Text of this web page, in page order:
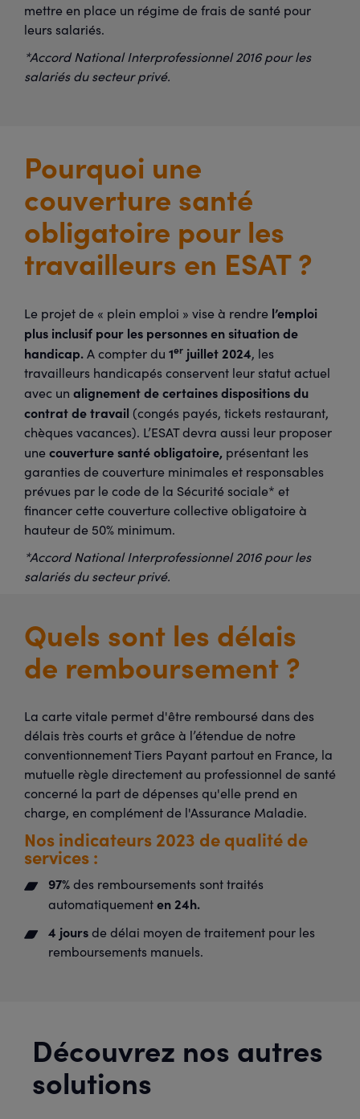
mettre en place un régime de frais de santé pour
leurs salariés.
*Accord National Interprofessionnel 2016 pour les
salariés du secteur privé.
Pourquoi une
couverture santé
obligatoire pour les
travailleurs en ESAT ?
Le projet de « plein emploi » vise à rendre l’emploi
plus inclusif pour les personnes en situation de
handicap.A compter du 1er juillet 2024, les
travailleurs handicapés conservent leur statut actuel
avec un alignement de certaines dispositions du
contrat de travail (congés payés, tickets restaurant,
chèques vacances). L’ESAT devra aussi leur proposer
unecouverture santé obligatoire, présentant les
garanties de couverture minimales et responsables
prévues par le code de la Sécurité sociale* et
financer cette couverture collective obligatoire à
hauteur de 50% minimum.
*Accord National Interprofessionnel 2016 pour les
salariés du secteur privé.
Quels sont les délais
de remboursement ?
La carte vitale permet d'être remboursé dans des
délais très courts et grâce à l’étendue de notre
conventionnement Tiers Payant partout en France, la
mutuelle règle directement au professionnel de santé
concerné la part de dépenses qu'elle prend en
charge, en complément de l'Assurance Maladie.
Nos indicateurs 2023 de qualité de
services :
97% des remboursements sont traités
automatiquementen 24h.
4 jours de délai moyen de traitement pour les
remboursements manuels.
Découvrez nos autres
solutions